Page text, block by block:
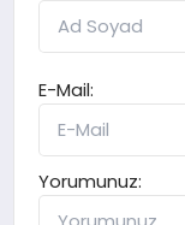
E-Mail:
Yorumunuz: